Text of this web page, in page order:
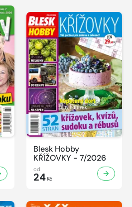
Blesk Hobby
KŘÍŽOVKY - 7/2026
od
24Kč